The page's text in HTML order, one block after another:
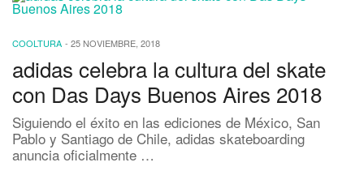
COOLTURA - 25 NOVIEMBRE, 2018
adidas celebra la cultura del skate
con Das Days Buenos Aires 2018
Siguiendo el éxito en las ediciones de México, San
Pablo y Santiago de Chile, adidas skateboarding
anuncia oficialmente …